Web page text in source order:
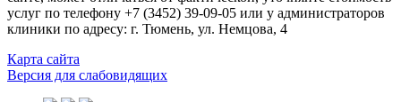
услуг по телефону +7 (3452) 39-09-05 или у администраторов
клиники по адресу: г. Тюмень, ул. Немцова, 4
Карта сайта
Версия для слабовидящих